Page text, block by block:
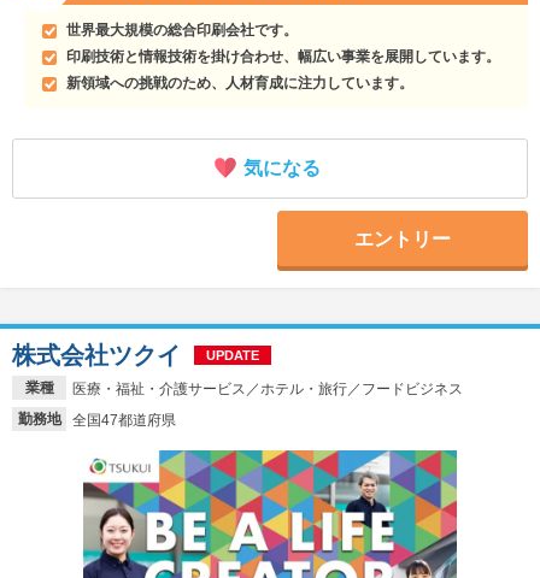
世界最大規模の総合印刷会社です。
印刷技術と情報技術を掛け合わせ、幅広い事業を展開しています。
新領域への挑戦のため、人材育成に注力しています。
気になる
エントリー
業種
医療・福祉・介護サービス／ホテル・旅行／フードビジネス
勤務地
全国47都道府県
株式会社ツクイ UPDATE